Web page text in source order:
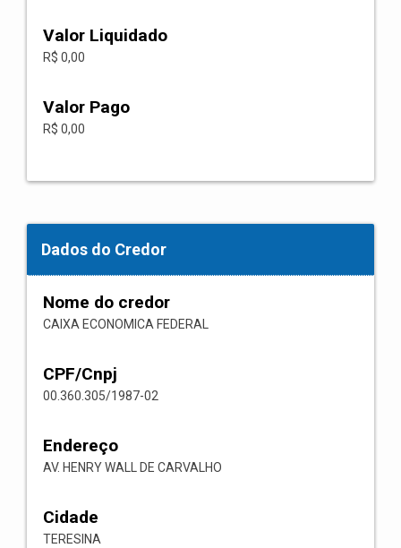
Valor Liquidado
R$ 0,00
Valor Pago
R$ 0,00
Dados do Credor
Nome do credor
CAIXA ECONOMICA FEDERAL
CPF/Cnpj
00.360.305/1987-02
Endereço
AV. HENRY WALL DE CARVALHO
Cidade
TERESINA